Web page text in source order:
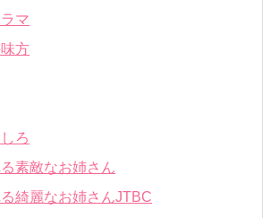
マ
方
ろ
素敵なお姉さん
綺麗なお姉さんJTBC